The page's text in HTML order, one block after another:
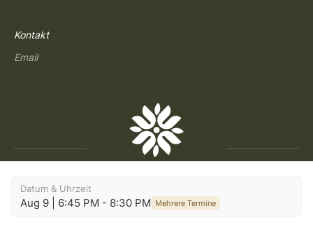
Datum & Uhrzeit
Aug 9 | 6:45 PM - 8:30 PM Mehrere Termine
Kontakt
Email
Copyright © 2026 Lumaya